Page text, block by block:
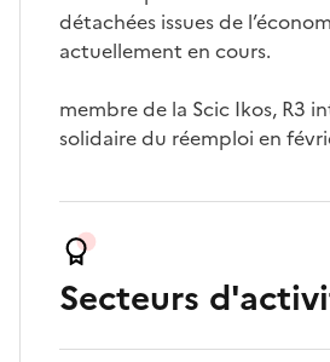
détachées issues de
actuellement en cours.
membre de la Scic Ikos, R3
solidaire du réemploi en
Secteurs